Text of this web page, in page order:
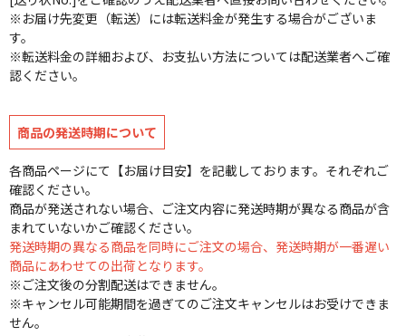
※お届け先変更（転送）には転送料金が発生する場合がございま
す。
※転送料金の詳細および、お支払い方法については配送業者へご確
認ください。
商品の発送時期について
各商品ページにて【お届け目安】を記載しております。それぞれご
確認ください。
商品が発送されない場合、ご注文内容に発送時期が異なる商品が含
まれていないかご確認ください。
発送時期の異なる商品を同時にご注文の場合、発送時期が一番遅い
商品にあわせての出荷となります。
※ご注文後の分割配送はできません。
※キャンセル可能期間を過ぎてのご注文キャンセルはお受けできま
せん。